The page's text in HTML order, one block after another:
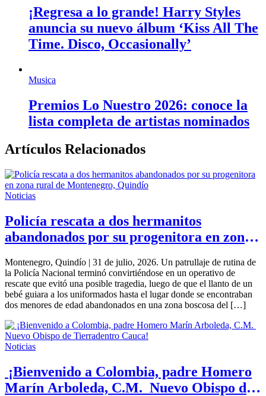
¡Regresa a lo grande! Harry Styles
anuncia su nuevo álbum ‘Kiss All The
Time. Disco, Occasionally’
Musica
Premios Lo Nuestro 2026: conoce la
lista completa de artistas nominados
Artículos Relacionados
Noticias
Policía rescata a dos hermanitos
abandonados por su progenitora en zona
Montenegro, Quindío | 31 de julio, 2026. Un patrullaje de rutina de
la Policía Nacional terminó convirtiéndose en un operativo de
rescate que evitó una posible tragedia, luego de que el llanto de un
bebé guiara a los uniformados hasta el lugar donde se encontraban
dos menores de edad abandonados en una zona boscosa del […]
Noticias
¡Bienvenido a Colombia, padre Homero
Marín Arboleda, C.M. Nuevo Obispo de